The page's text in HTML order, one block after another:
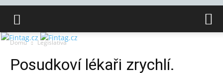
Domů Legislativa
Posudkoví lékaři zrychlí.